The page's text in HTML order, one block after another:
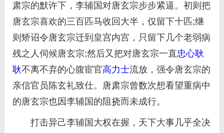
肃宗的默许下，李辅国对唐玄宗步步紧逼。初则把
唐玄宗喜欢的三百匹马收回大半，仅留下十匹;继
则矫诏令唐玄宗迁到皇宫内宫，只留下几个老弱病
残之人伺候唐玄宗;然后又把对唐玄宗一直忠心耿
耿不离不弃的心腹宦官高力士流放，强令唐玄宗的
亲信官员陈玄礼致仕。唐肃宗曾数次想看望重病中
的唐玄宗也因李辅国的阻挠而未成行。
打击异己李辅国大权在握，天下大事几乎全决